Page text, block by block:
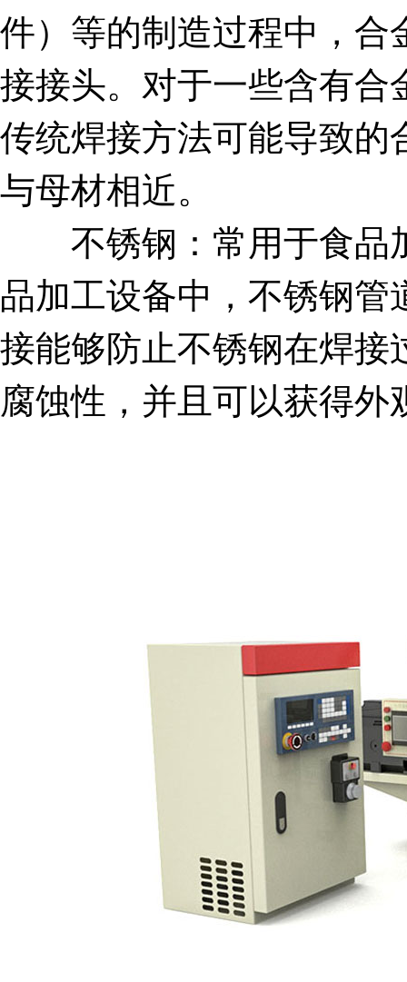
件）等的制造过程中，合
接接头。对于一些含有合
传统焊接方法可能导致的
与母材相近。
不锈钢：常用于食品
品加工设备中，不锈钢
接能够防止不锈钢在焊接
腐蚀性，并且可以获得